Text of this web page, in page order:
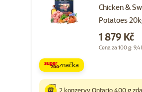
Chicken &
Potatoes
Cena
1 879 Kč
Cena za 100 g: 9,4
značka
2 konzervy Ontario 400 g